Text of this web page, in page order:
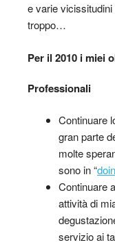
e varie
troppo…
Per il 2010 i miei
Professionali
Continuare
gran parte
molte
sono in “
Continuare
attività di
servizio ai